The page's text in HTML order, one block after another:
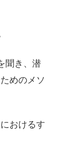
聞き、潜
めのメソ
おけるす